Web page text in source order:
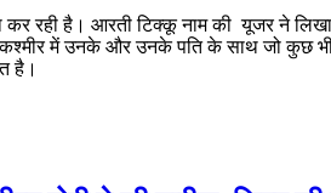
कर रही है। आरती टिक्कू नाम की यूजर ने
कश्मीर में उनके और उनके पति के साथ जो कुछ
है।